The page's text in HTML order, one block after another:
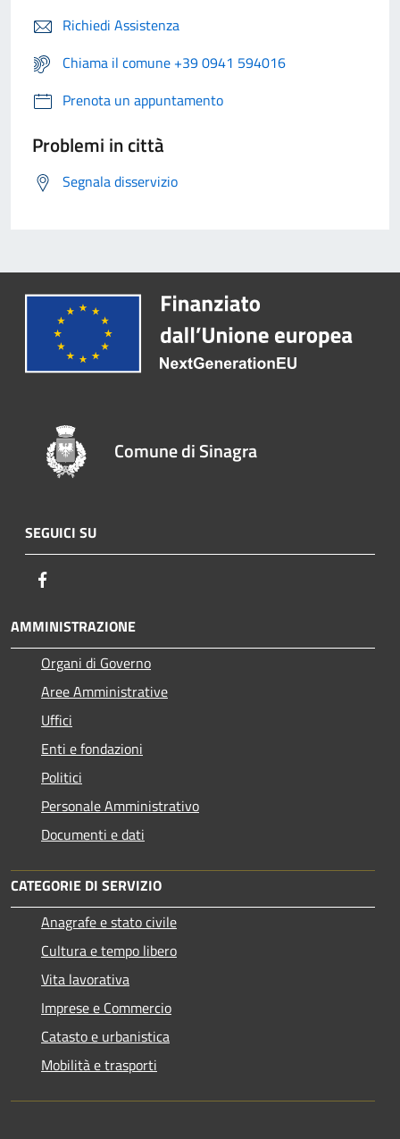
Richiedi Assistenza
Chiama il comune +39 0941 594016
Prenota un appuntamento
Problemi in città
Segnala disservizio
Comune di Sinagra
SEGUICI SU
AMMINISTRAZIONE
Organi di Governo
Aree Amministrative
Uffici
Enti e fondazioni
Politici
Personale Amministrativo
Documenti e dati
CATEGORIE DI SERVIZIO
Anagrafe e stato civile
Cultura e tempo libero
Vita lavorativa
Imprese e Commercio
Catasto e urbanistica
Mobilità e trasporti